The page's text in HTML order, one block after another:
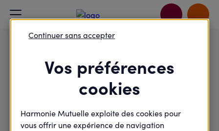
organisateur
Mon compte - Activité
Accueil organisateur Mon compte - Activité
FABIENNE BOTA
Vos préférences
cookies
Harmonie Mutuelle exploite des cookies pour
vous offrir une expérience de navigation
Continuer sans accepter